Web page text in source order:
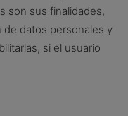
son sus finalidades,
datos personales y
si el usuario